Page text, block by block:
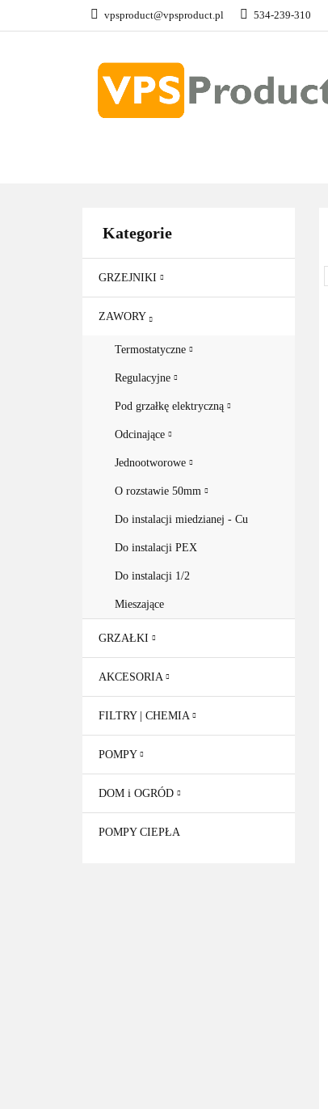
vpsproduct@vpsproduct.pl 534-239-310
GRZEJNIKI
Kategorie
GRZEJNIKI
ZAWORY
Termostatyczne
Regulacyjne
Pod grzałkę elektryczną
Odcinające
Jednootworowe
O rozstawie 50mm
Do instalacji miedzianej - Cu
Do instalacji PEX
Do instalacji 1/2
Mieszające
GRZAŁKI
AKCESORIA
FILTRY | CHEMIA
POMPY
DOM i OGRÓD
POMPY CIEPŁA